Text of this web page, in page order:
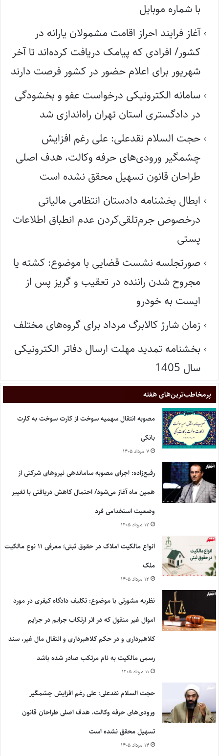
با شماره موبایل
آغاز فرایند احراز اقامت مشمولان یارانه در
کشور/ افرادی که پیامک دریافت کرده‌اند تا آخر
شهریور برای اعلام حضور در کشور فرصت دارند
سامانه الکترونیکی درخواست عفو و بخشودگی
در دادگستری استان تهران راه‌اندازی شد
حجت السلام نقدعلی: علی رغم افزایش
چشمگیر ورودی‌های حرفه وکالت، هدف اصلی
طراحان قانون تسهیل محقق نشده است
ابطال بخشنامه دادستان انتظامی مالیاتی
درخصوص جرم‌تلقی‌کردن عدم انطباق اطلاعات
پستی
صورتجلسه نشست قضایی با موضوع: کشته یا
مجروح شدن راننده در تعقیب و گریز پس از
ایست به خودرو
زمان شارژ کالابرگ مرداد برای گروه‌های مختلف
بخشنامه تمدید مهلت ارسال دفاتر الکترونیکی
سال 1405
پر‌مخاطب‌ترین‌های هفته
مصوبه انتقال سهمیه سوخت از کارت سوخت به کارت
بانکی
۷ مرداد ۱۴۰۵
رفیع‌زاده: اجرای مصوبه ساماندهی نیروهای شرکتی از
همین ماه آغاز می‌شود/ احتمال کاهش دریافتی با تغییر
وضعیت استخدامی فرد
۱۲ مرداد ۱۴۰۵
انواع مالکیت املاک در حقوق ثبتی؛ معرفی ۱۱ نوع مالکیت
ملک
۱۲ مرداد ۱۴۰۵
نظریه مشورتی با موضوع: تکلیف دادگاه کیفری در مورد
اموال غیر منقول که در اثر ارتکاب جرایم در جرایم
کلاهبرداری و در حکم کلاهبرداری و انتقال مال غیر، سند
رسمی مالکیت به نام مرتکب صادر شده باشد
۱۱ مرداد ۱۴۰۵
حجت السلام نقدعلی: علی رغم افزایش چشمگیر
ورودی‌های حرفه وکالت، هدف اصلی طراحان قانون
تسهیل محقق نشده است
۱۴ مرداد ۱۴۰۵